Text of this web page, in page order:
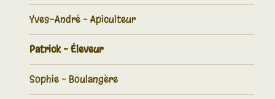
Yves-André – Apiculteur
Patrick – Éleveur
Sophie – Boulangère